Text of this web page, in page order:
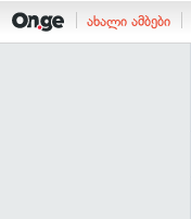
ახალი ამბები